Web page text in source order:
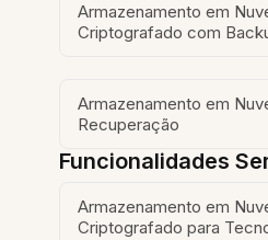
Armazenamento em
Criptografado com
Armazenamento em
Recuperação
Funcionalidades
Armazenamento em
Criptografado para